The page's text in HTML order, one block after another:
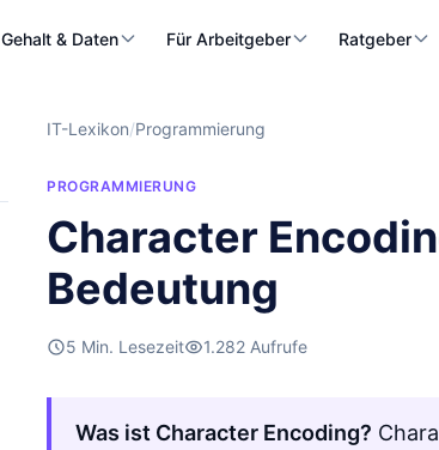
Gehalt & Daten Für Arbeitgeber Ratgeber
IT-Lexikon/Programmierung
PROGRAMMIERUNG
Character
Bedeutung
5 Min. Lesezeit 1.282 Aufrufe
Was ist Character Encoding?